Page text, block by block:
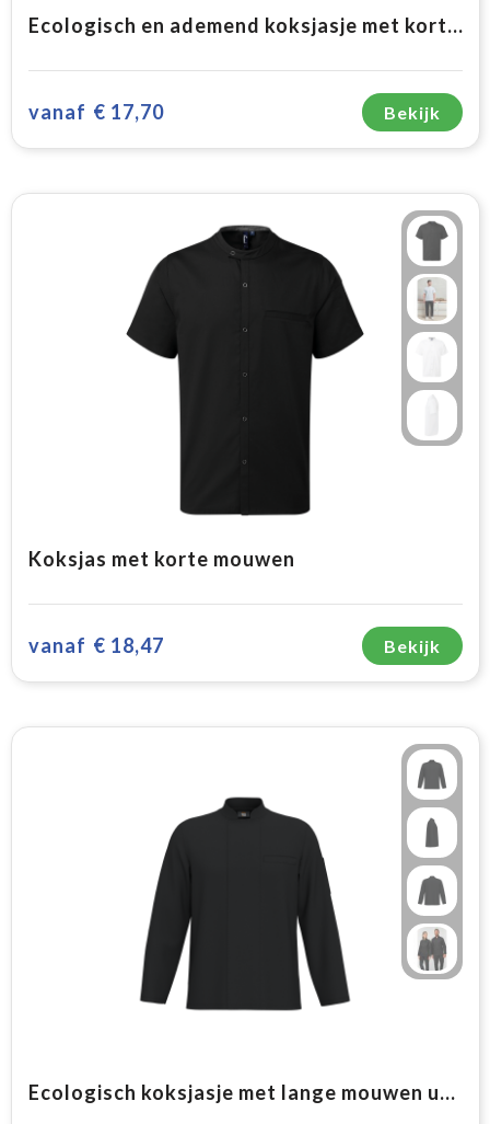
Ecologisch en ademend koksjasje met korte mouwen uniseks
vanaf € 17,70 Bekijk
Koksjas met korte mouwen
vanaf € 18,47 Bekijk
Ecologisch koksjasje met lange mouwen uniseks